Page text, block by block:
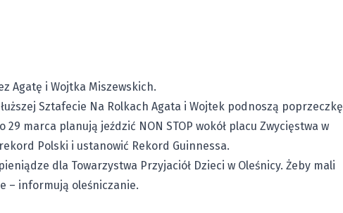
Agatę i Wojtka Miszewskich.
Sztafecie Na Rolkach Agata i Wojtek podnoszą poprzeczkę
marca planują jeździć NON STOP wokół placu Zwycięstwa w
Polski i ustanowić Rekord Guinnessa.
dla Towarzystwa Przyjaciół Dzieci w Oleśnicy. Żeby mali
– informują oleśniczanie.